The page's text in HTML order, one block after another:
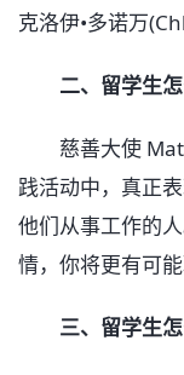
克洛伊•多诺万
二、留学生
慈善大使
践活动中，真正
他们从事工作的
情，你将更有可
三、留学生